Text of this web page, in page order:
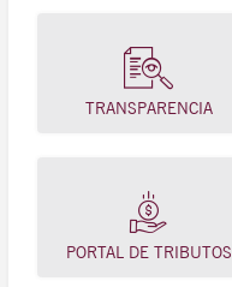
TRANSPARENCIA
PORTAL DE TRIBUTOS